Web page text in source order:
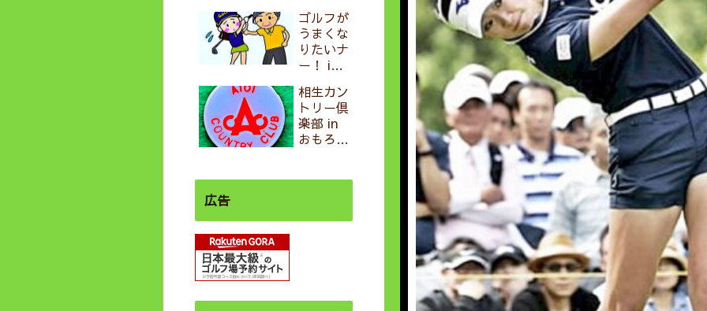
る
と・・・
？
ゴルフが
うまくな
りたいナ
ー！ in
ゴルフ
相生カン
トリー倶
楽部 in
おもろい
広告